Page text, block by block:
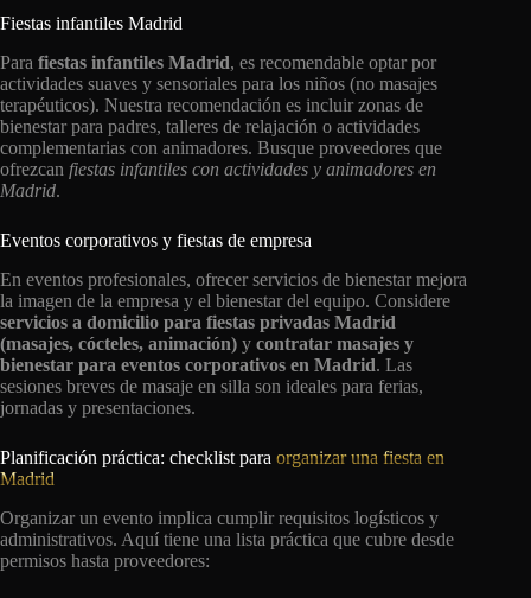
Fiestas infantiles Madrid
Para fiestas infantiles Madrid, es recomendable optar por
actividades suaves y sensoriales para los niños (no masajes
terapéuticos). Nuestra recomendación es incluir zonas de
bienestar para padres, talleres de relajación o actividades
complementarias con animadores. Busque proveedores que
ofrezcan fiestas infantiles con actividades y animadores en
Madrid.
Eventos corporativos y fiestas de empresa
En eventos profesionales, ofrecer servicios de bienestar mejora
la imagen de la empresa y el bienestar del equipo. Considere
servicios a domicilio para fiestas privadas Madrid
(masajes, cócteles, animación) y contratar masajes y
bienestar para eventos corporativos en Madrid. Las
sesiones breves de masaje en silla son ideales para ferias,
jornadas y presentaciones.
Planificación práctica: checklist para organizar una fiesta en
Madrid
Organizar un evento implica cumplir requisitos logísticos y
administrativos. Aquí tiene una lista práctica que cubre desde
permisos hasta proveedores: